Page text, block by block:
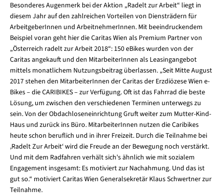
Besonderes Augenmerk bei der Aktion „Radelt zur Arbeit“ liegt in
diesem Jahr auf den zahlreichen Vorteilen von Diensträdern für
ArbeitgeberInnen und ArbeitnehmerInnen. Mit beeindruckendem
Beispiel voran geht hier die Caritas Wien als Premium Partner von
„Österreich radelt zur Arbeit 2018“: 150 eBikes wurden von der
Caritas angekauft und den MitarbeiterInnen als Leasingangebot
mittels monatlichem Nutzungsbeitrag überlassen. „Seit Mitte August
2017 stehen den MitarbeiterInnen der Caritas der Erzdiözese Wien e-
Bikes – die CARIBIKES – zur Verfügung. Oft ist das Fahrrad die beste
Lösung, um zwischen den verschiedenen Terminen unterwegs zu
sein. Von der Obdachloseneinrichtung Gruft weiter zum Mutter-Kind-
Haus und zurück ins Büro. MitarbeiterInnen nutzen die Caribikes
heute schon beruflich und in ihrer Freizeit. Durch die Teilnahme bei
‚Radelt Zur Arbeit‘ wird die Freude an der Bewegung noch verstärkt.
Und mit dem Radfahren verhält sich's ähnlich wie mit sozialem
Engagement insgesamt: Es motiviert zur Nachahmung. Und das ist
gut so.“ motiviert Caritas Wien Generalsekretär Klaus Schwertner zur
Teilnahme.